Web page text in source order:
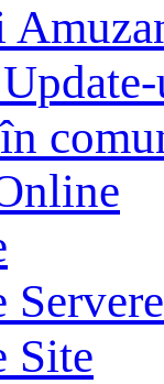
Site